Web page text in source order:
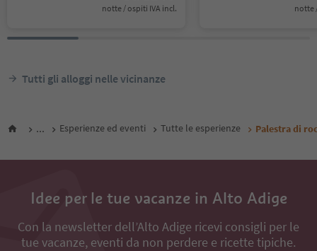
notte / ospiti IVA incl. notte
Tutti gli alloggi nelle vicinanze
... Esperienze ed eventi Tutte le esperienze Palestra di
Idee per le tue vacanze in Alto Adige
Con la newsletter dell’Alto Adige ricevi consigli per le
tue vacanze, eventi da non perdere e ricette tipiche.